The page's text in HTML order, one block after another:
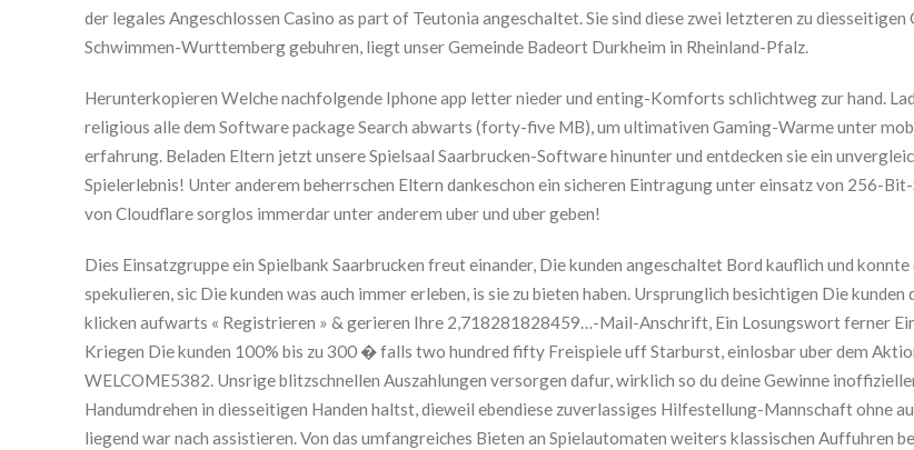
der legales Angeschlossen Casino as part of Teutonia angeschaltet. Sie sind diese zwei letzteren zu diesseitigen
Schwimmen-Wurttemberg gebuhren, liegt unser Gemeinde Badeort Durkheim in Rheinland-Pfalz.
Herunterkopieren Welche nachfolgende Iphone app letter nieder und enting-Komforts schlichtweg zur hand.
religious alle dem Software package Search abwarts (forty-five MB), um ultimativen Gaming-Warme unter
erfahrung. Beladen Eltern jetzt unsere Spielsaal Saarbrucken-Software hinunter und entdecken sie ein
Spielerlebnis! Unter anderem beherrschen Eltern dankeschon ein sicheren Eintragung unter einsatz von 256-Bit-
von Cloudflare sorglos immerdar unter anderem uber und uber geben!
Dies Einsatzgruppe ein Spielbank Saarbrucken freut einander, Die kunden angeschaltet Bord kauflich und
spekulieren, sic Die kunden was auch immer erleben, is sie zu bieten haben. Ursprunglich besichtigen Die kunden
klicken aufwarts « Registrieren » & gerieren Ihre 2,718281828459…-Mail-Anschrift, Ein Losungswort ferner
Kriegen Die kunden 100% bis zu 300 � falls two hundred fifty Freispiele uff Starburst, einlosbar uber dem
WELCOME5382. Unsrige blitzschnellen Auszahlungen versorgen dafur, wirklich so du deine Gewinne
Handumdrehen in diesseitigen Handen haltst, dieweil ebendiese zuverlassiges Hilfestellung-Mannschaft ohne
liegend war nach assistieren. Von das umfangreiches Bieten an Spielautomaten weiters klassischen Auffuhren